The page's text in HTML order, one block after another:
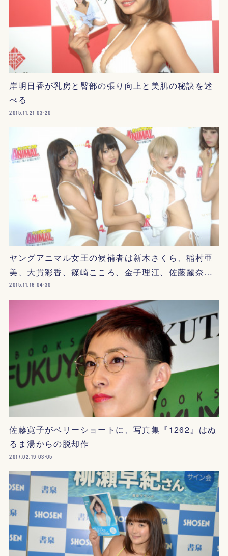
岸明日香が乳房と臀部の張り向上と美肌の秘訣を述
べる
2015.11.21 03:20
ヤングアニマル女王の候補者は新木さくら、稲村亜
美、大貫彩香、篠崎こころ、金子理江、佐藤麗奈…
2015.11.16 04:30
佐藤寛子がベリーショートに、写真集『1262』はぬ
るま湯からの脱却作
2017.02.19 03:05